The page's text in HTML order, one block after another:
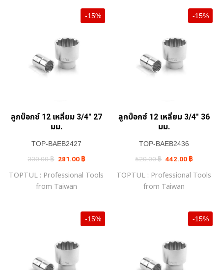
-15%
ลูกบ๊อกซ์ 12 เหลี่ยม 3/4″ 27
มม.
TOP-BAEB2427
330.00฿ Original
price
330.00 ฿.
281.00 ฿Current
price
281.00 ฿.
TOPTUL : Professional Tools
from Taiwan
-15%
ลูกบ๊อกซ์ 12 เหลี่ยม 3/4″ 36
มม.
TOP-BAEB2436
520.00฿ Original
price
520.00 ฿.
442.00 ฿Current
price
442.00 ฿.
TOPTUL : Professional Tools
from Taiwan
-15% -15%